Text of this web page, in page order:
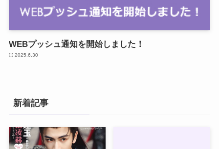
WEBプッシュ通知を開始しました！
2025.6.30
新着記事